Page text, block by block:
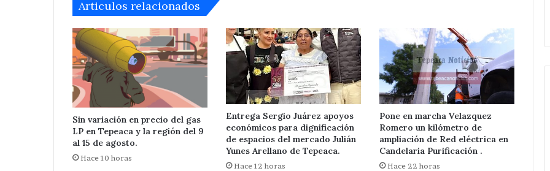
Articulos relacionados
Sin variación en precio del gas
LP en Tepeaca y la región del 9
al 15 de agosto.
Hace 10 horas
Entrega Sergio Juárez apoyos
económicos para dignificación
de espacios del mercado Julián
Yunes Arellano de Tepeaca.
Hace 12 horas
Pone en marcha Velazquez
Romero un kilómetro de
ampliación de Red eléctrica en
Candelaria Purificación .
Hace 22 horas
central
de
San
Salvador
Huixcolotla
.
Huixcolotla .
la
región del
9
al
15
de
agosto.
mercado
Julián
Yunes
Arellano
de
Tepeaca.
Yunes